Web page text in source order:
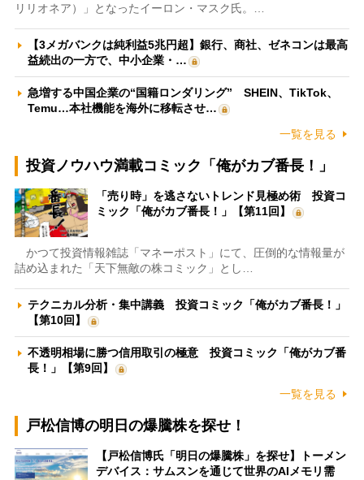
リリオネア）」となったイーロン・マスク氏。…
【3メガバンクは純利益5兆円超】銀行、商社、ゼネコンは最高
益続出の一方で、中小企業・…
急増する中国企業の“国籍ロンダリング” SHEIN、TikTok、
Temu…本社機能を海外に移転させ…
一覧を見る
投資ノウハウ満載コミック「俺がカブ番長！」
「売り時」を逃さないトレンド見極め術 投資コ
ミック「俺がカブ番長！」【第11回】
かつて投資情報雑誌「マネーポスト」にて、圧倒的な情報量が
詰め込まれた「天下無敵の株コミック」とし…
テクニカル分析・集中講義 投資コミック「俺がカブ番長！」
【第10回】
不透明相場に勝つ信用取引の極意 投資コミック「俺がカブ番
長！」【第9回】
一覧を見る
戸松信博の明日の爆騰株を探せ！
【戸松信博氏「明日の爆騰株」を探せ】トーメン
デバイス：サムスンを通じて世界のAIメモリ需